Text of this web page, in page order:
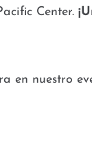
Center.
nuestro